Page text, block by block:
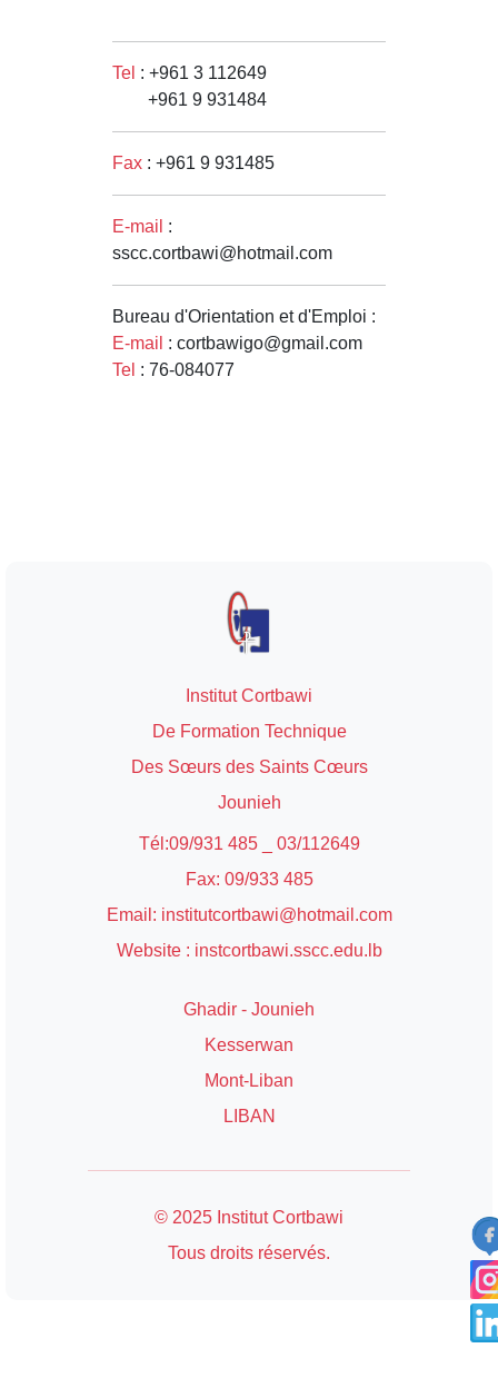
Tel : +961 3 112649
+961 9 931484
Fax : +961 9 931485
E-mail :
sscc.cortbawi@hotmail.com
Bureau d'Orientation et d'Emploi :
E-mail : cortbawigo@gmail.com
Tel : 76-084077
Institut Cortbawi
De Formation Technique
Des Sœurs des Saints Cœurs
Jounieh
Tél:09/931 485 _ 03/112649
Fax: 09/933 485
Email: institutcortbawi@hotmail.com
Website : instcortbawi.sscc.edu.lb
Ghadir - Jounieh
Kesserwan
Mont-Liban
LIBAN
© 2025 Institut Cortbawi
Tous droits réservés.